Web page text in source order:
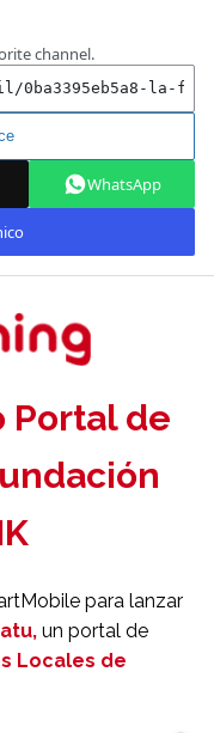
Portal de
para lanzar
un portal de
Locales de